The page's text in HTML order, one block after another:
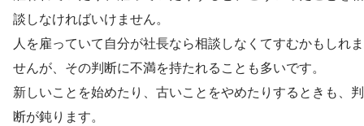
談しなければいけません。
人を雇っていて自分が社長なら相談しなくてすむかもしれま
せんが、その判断に不満を持たれることも多いです。
新しいことを始めたり、古いことをやめたりするときも、判
断が鈍ります。